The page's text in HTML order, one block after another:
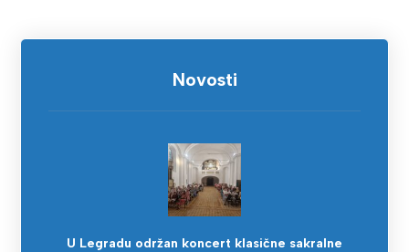
Novosti
U Legradu održan koncert klasične sakralne